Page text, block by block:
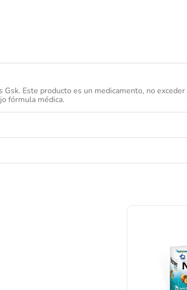
Este producto es un medicamento, no
fórmula médica.